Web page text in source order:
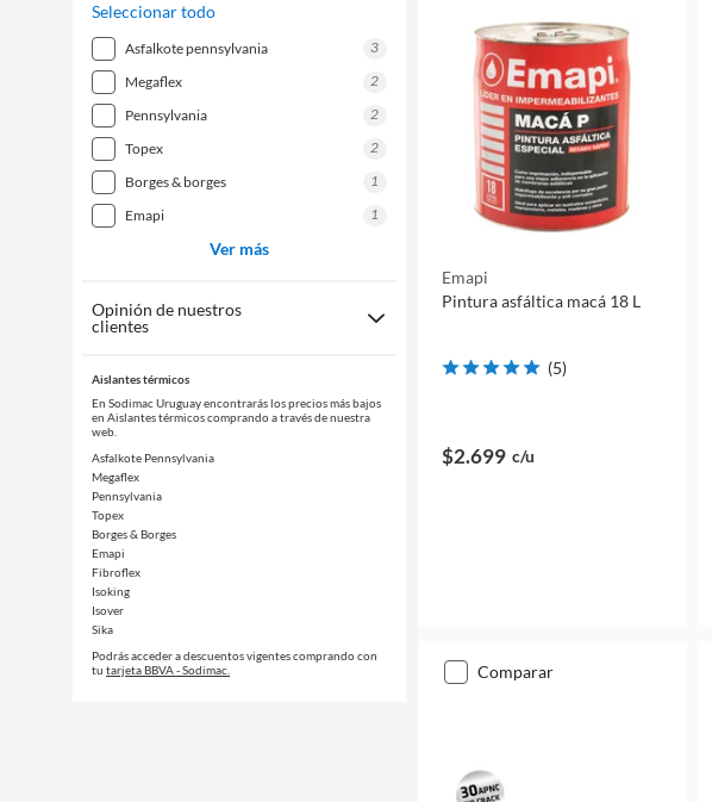
Seleccionar todo
asfalkote pennsylvania
3
megaflex
2
pennsylvania
2
topex
2
borges & borges
1
emapi
1
Ver más
Opinión de nuestros
clientes
Aislantes térmicos
En Sodimac Uruguay encontrarás los precios más bajos
en Aislantes térmicos comprando a través de nuestra
web.
Asfalkote Pennsylvania
Megaflex
Pennsylvania
Topex
Borges & Borges
Emapi
Fibroflex
Isoking
Isover
Sika
Podrás acceder a descuentos vigentes comprando con
tu tarjeta BBVA - Sodimac.
Emapi
Pintura asfáltica macá 18 L
(5)
$2.699 c/u
comparar